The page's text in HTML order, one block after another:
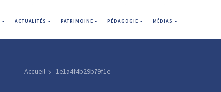
ACTUALITÉS PATRIMOINE PÉDAGOGIE MÉDIAS
Accueil 1e1a4f4b29b79f1e